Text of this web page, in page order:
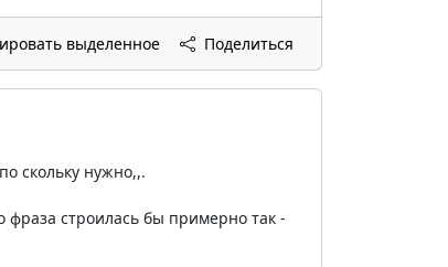
выделенное Поделиться
скольку нужно,,.
фраза строилась бы примерно так -